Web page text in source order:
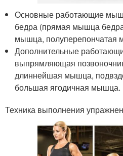
Основные работающие
бедра (прямая мышца
мышца, полуперепончатая
Дополнительные
выпрямляющая
длиннейшая мышца,
большая ягодичная мышца.
Техника выполнения